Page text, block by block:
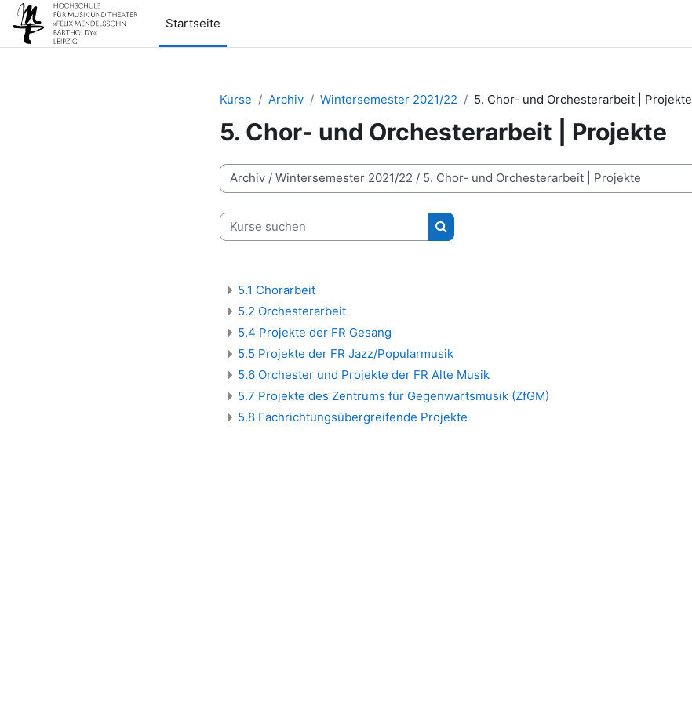
Zum Hauptinhalt
Startseite
Kurse Archiv Wintersemester 2021/22 5. Chor- und Orchesterarbeit | Projekte
5. Chor- und Orchesterarbeit | Projekte
Kursbereiche
Kurse suchen
Kurse suchen
5.1 Chorarbeit
5.2 Orchesterarbeit
5.4 Projekte der FR Gesang
5.5 Projekte der FR Jazz/Popularmusik
5.6 Orchester und Projekte der FR Alte Musik
5.7 Projekte des Zentrums für Gegenwartsmusik (ZfGM)
5.8 Fachrichtungsübergreifende Projekte